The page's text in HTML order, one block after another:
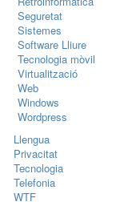
Seguretat
Sistemes
Software Lliure
Tecnologia mòvil
Virtualització
Web
Windows
Wordpress
Llengua
Privacitat
Tecnologia
Telefonia
WTF